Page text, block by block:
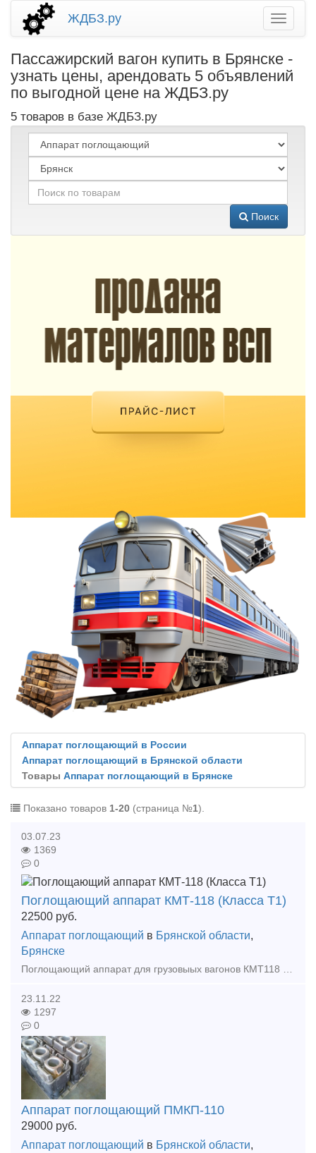
ЖДБЗ.ру
Пассажирский вагон купить в Брянске -
узнать цены, арендовать 5 объявлений
по выгодной цене на ЖДБЗ.ру
5 товаров в базе ЖДБЗ.ру
Поиск
Аппарат поглощающий в России
Аппарат поглощающий в Брянской области
Товары Аппарат поглощающий в Брянске
Показано товаров 1-20 (страница №1).
03.07.23
1369
0
Поглощающий аппарат КМТ-118 (Класса Т1)
22500 руб.
Аппарат поглощающий в Брянской области,
Брянске
23.11.22
1297
0
Аппарат поглощающий ПМКП-110
29000 руб.
Аппарат поглощающий в Брянской области,